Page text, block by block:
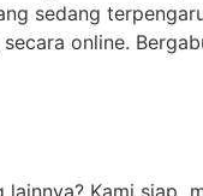
sedang
online.